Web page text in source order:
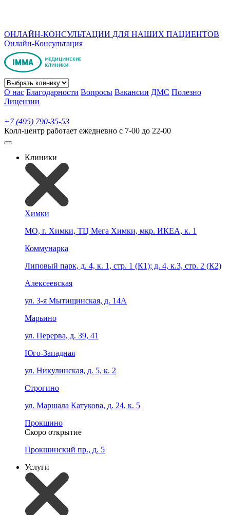
ОНЛАЙН-КОНСУЛЬТАЦИИ ДЛЯ НАШИХ ПАЦИЕНТОВ
Онлайн-Консультация
О нас Благодарности Вопросы Вакансии ДМС Полезно
Лицензии
+7 (495) 790-35-53
Колл-центр работает ежедневно с 7-00 до 22-00
Клиники
Химки
МО, г. Химки, ТЦ Мега Химки, мкр. ИКЕА, к. 1
Коммунарка
Липовый парк, д. 4, к. 1, стр. 1 (К1); д. 4, к.3, стр. 2 (К2)
Алексеевская
ул. 3-я Мытищинская, д. 14А
Марьино
ул. Перерва, д. 39, 41
Юго-Западная
ул. Никулинская, д. 5, к. 2
Строгино
ул. Маршала Катукова, д. 24, к. 5
Прокшино
Скоро открытие
Прокшинский пр., д. 5
Услуги